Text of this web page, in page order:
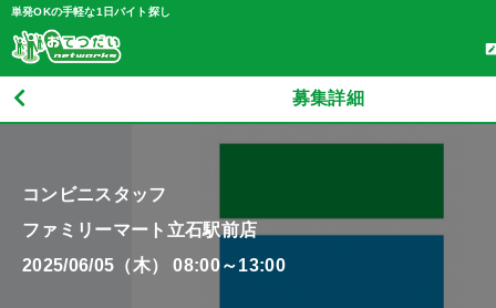
単発OKの手軽な1日バイト探し
募集詳細
コンビニスタッフ
ファミリーマート立石駅前店
2025/06/05（木） 08:00～13:00